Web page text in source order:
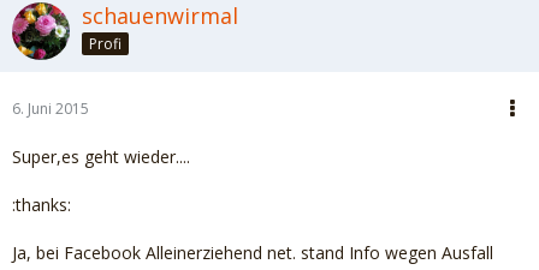
schauenwirmal
Profi
6. Juni 2015
Super,es geht wieder....
:thanks:
Ja, bei Facebook Alleinerziehend net. stand Info wegen Ausfall